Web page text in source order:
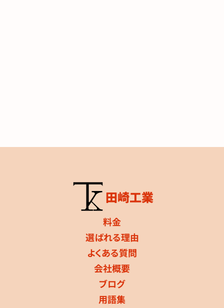
田崎工業
料金
選ばれる理由
よくある質問
会社概要
ブログ
用語集